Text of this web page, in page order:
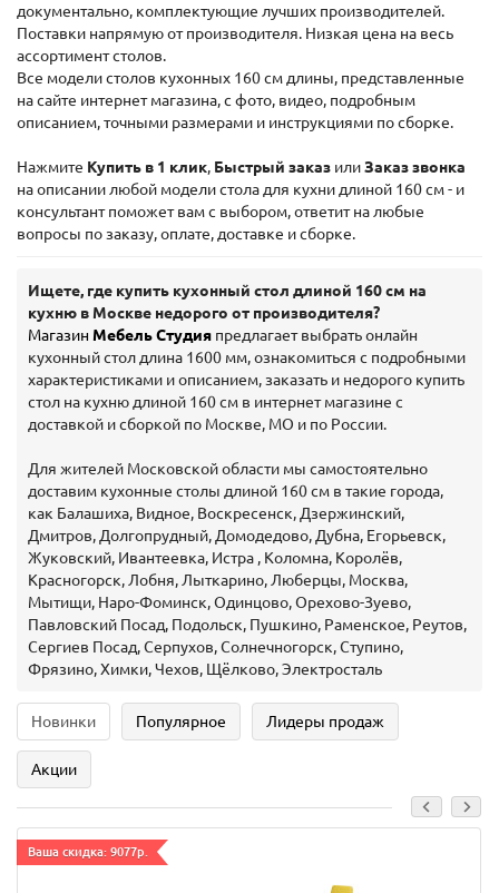
документально, комплектующие лучших производителей.
Поставки напрямую от производителя. Низкая цена на весь
ассортимент столов.
Все модели столов кухонных 160 см длины, представленные
на сайте интернет магазина, с фото, видео, подробным
описанием, точными размерами и инструкциями по сборке.
Нажмите Купить в 1 клик, Быстрый заказ илиЗаказ звонка
на описании любой модели стола для кухни длиной 160 см - и
консультант поможет вам с выбором, ответит на любые
вопросы по заказу, оплате, доставке и сборке.
Ищете, где купить кухонный стол длиной 160 см на
кухню в Москве недорого от производителя?
Магазин Мебель Студия предлагает выбрать онлайн
кухонный стол длина 1600 мм, ознакомиться с подробными
характеристиками и описанием, заказать и недорого купить
стол на кухню длиной 160 см в интернет магазине с
доставкой и сборкой по Москве, МО и по России.
Для жителей Московской области мы самостоятельно
доставим кухонные столы длиной 160 см в такие города,
как Балашиха, Видное, Воскресенск, Дзержинский,
Дмитров, Долгопрудный, Домодедово, Дубна, Егорьевск,
Жуковский, Ивантеевка, Истра , Коломна, Королёв,
Красногорск, Лобня, Лыткарино, Люберцы, Москва,
Мытищи, Наро-Фоминск, Одинцово, Орехово-Зуево,
Павловский Посад, Подольск, Пушкино, Раменское, Реутов,
Сергиев Посад, Серпухов, Солнечногорск, Ступино,
Фрязино, Химки, Чехов, Щёлково, Электросталь
Новинки Популярное Лидеры продаж
Акции
Ваша скидка: 9077р.